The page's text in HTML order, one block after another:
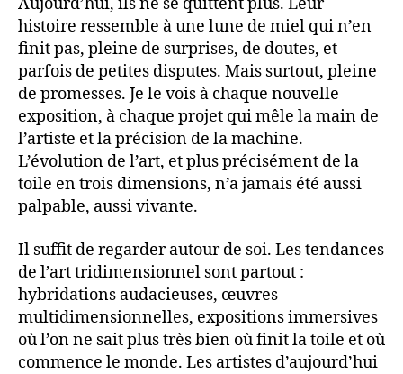
Aujourd’hui, ils ne se quittent plus. Leur
histoire ressemble à une lune de miel qui n’en
finit pas, pleine de surprises, de doutes, et
parfois de petites disputes. Mais surtout, pleine
de promesses. Je le vois à chaque nouvelle
exposition, à chaque projet qui mêle la main de
l’artiste et la précision de la machine.
L’évolution de l’art, et plus précisément de la
toile en trois dimensions, n’a jamais été aussi
palpable, aussi vivante.
Il suffit de regarder autour de soi. Les tendances
de l’art tridimensionnel sont partout :
hybridations audacieuses, œuvres
multidimensionnelles, expositions immersives
où l’on ne sait plus très bien où finit la toile et où
commence le monde. Les artistes d’aujourd’hui